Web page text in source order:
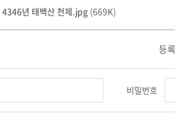
4346년 태백산 천제.jpg (669K)
등
비밀번호